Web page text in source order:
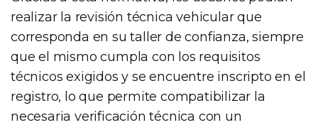
realizar la revisión técnica vehicular que
corresponda en su taller de confianza, siempre
que el mismo cumpla con los requisitos
técnicos exigidos y se encuentre inscripto en el
registro, lo que permite compatibilizar la
necesaria verificación técnica con un